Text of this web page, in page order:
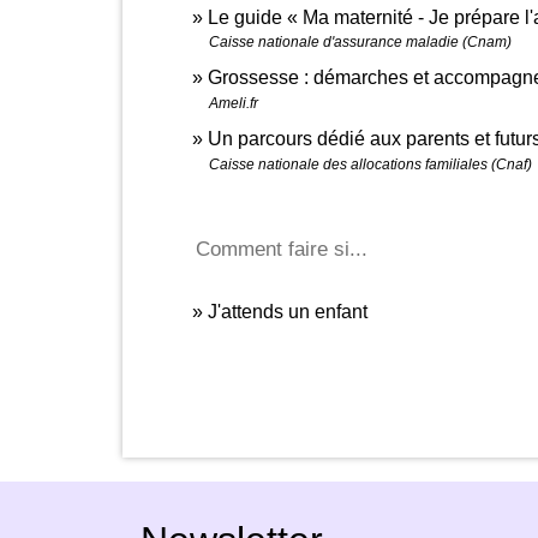
Le guide « Ma maternité - Je prépare
Caisse nationale d'assurance maladie (Cnam)
Grossesse : démarches et
Ameli.fr
Un parcours dédié aux parents et
Caisse nationale des allocations familiales (Cnaf)
Comment faire si...
J'attends un enfant